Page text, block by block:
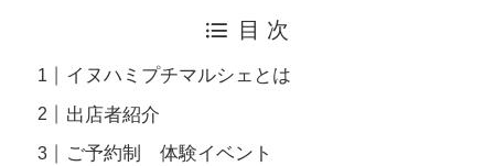
目 次
イヌハミプチマルシェとは
出店者紹介
ご予約制 体験イベント